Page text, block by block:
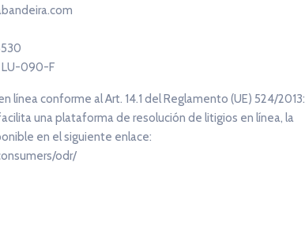
LU-090-F
línea conforme al Art. 14.1 del Reglamento (UE) 524/2013:
una plataforma de resolución de litigios en línea, la
en el siguiente enlace:
odr/